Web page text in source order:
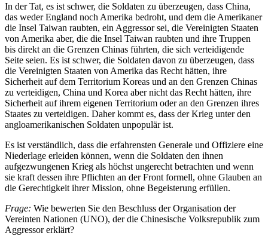
In der Tat, es ist schwer, die Soldaten zu überzeugen, dass China,
das weder England noch Amerika bedroht, und dem die Amerikaner
die Insel Taiwan raubten, ein Aggressor sei, die Vereinigten Staaten
von Amerika aber, die die Insel Taiwan raubten und ihre Truppen
bis direkt an die Grenzen Chinas führten, die sich verteidigende
Seite seien. Es ist schwer, die Soldaten davon zu überzeugen, dass
die Vereinigten Staaten von Amerika das Recht hätten, ihre
Sicherheit auf dem Territorium Koreas und an den Grenzen Chinas
zu verteidigen, China und Korea aber nicht das Recht hätten, ihre
Sicherheit auf ihrem eigenen Territorium oder an den Grenzen ihres
Staates zu verteidigen. Daher kommt es, dass der Krieg unter den
angloamerikanischen Soldaten unpopulär ist.
Es ist verständlich, dass die erfahrensten Generale und Offiziere eine
Niederlage erleiden können, wenn die Soldaten den ihnen
aufgezwungenen Krieg als höchst ungerecht betrachten und wenn
sie kraft dessen ihre Pflichten an der Front formell, ohne Glauben an
die Gerechtigkeit ihrer Mission, ohne Begeisterung erfüllen.
Frage: Wie bewerten Sie den Beschluss der Organisation der
Vereinten Nationen (UNO), der die Chinesische Volksrepublik zum
Aggressor erklärt?